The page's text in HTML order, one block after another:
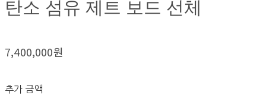
탄소 섬유 제트 보드 선체
7,400,000원
추가 금액